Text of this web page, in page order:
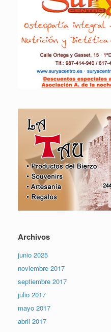
Archivos
junio 2025
noviembre 2017
septiembre 2017
julio 2017
mayo 2017
abril 2017